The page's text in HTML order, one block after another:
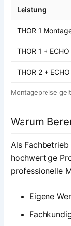
Leistung
THOR 1
THOR 1 +
THOR 2 +
Montagepreise
Warum
Als
hochwertige
professionelle
Eigene